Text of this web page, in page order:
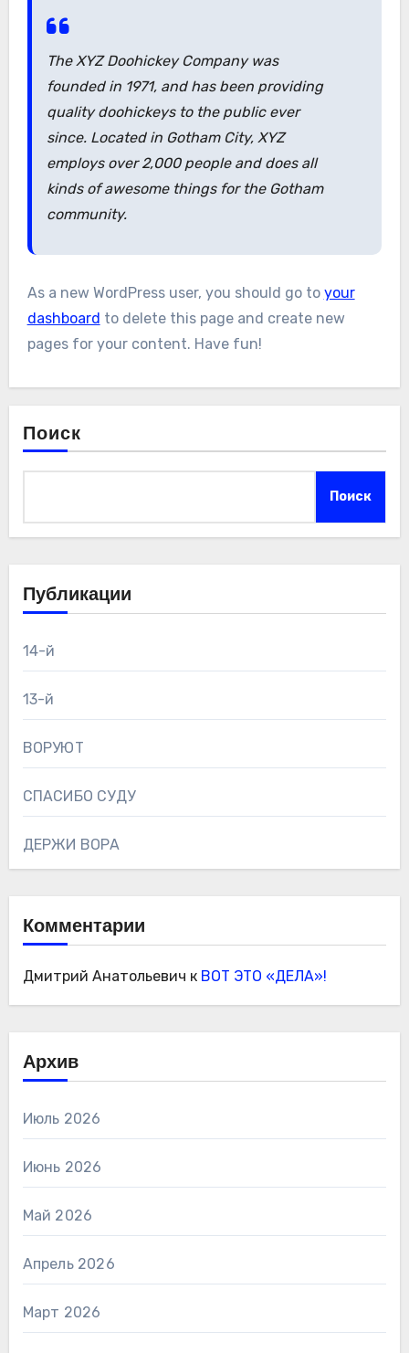
The XYZ Doohickey Company was
founded in 1971, and has been providing
quality doohickeys to the public ever
since. Located in Gotham City, XYZ
employs over 2,000 people and does all
kinds of awesome things for the Gotham
community.
As a new WordPress user, you should go to your
dashboard to delete this page and create new
pages for your content. Have fun!
Поиск
Поиск
Публикации
14-й
13-й
ВОРУЮТ
СПАСИБО СУДУ
ДЕРЖИ ВОРА
Комментарии
Дмитрий Анатольевич к ВОТ ЭТО «ДЕЛА»!
Архив
Июль 2026
Июнь 2026
Май 2026
Апрель 2026
Март 2026